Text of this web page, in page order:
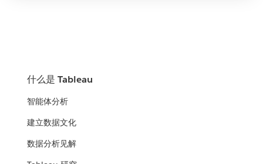
什么是 Tableau
智能体分析
建立数据文化
数据分析见解